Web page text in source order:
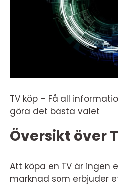
TV köp – Få all
göra det bästa valet
Översikt över
Att köpa en TV är ingen
marknad som erbjuder